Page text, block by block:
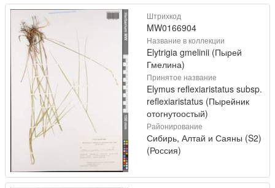
Штрихкод
MW0166904
Название в коллекции
Elytrigia gmelinii (Пырей
Гмелина)
Принятое название
Elymus reflexiaristatus subsp.
reflexiaristatus (Пырейник
отогнутоостый)
Районирование
Сибирь, Алтай и Саяны (S2)
(Россия)